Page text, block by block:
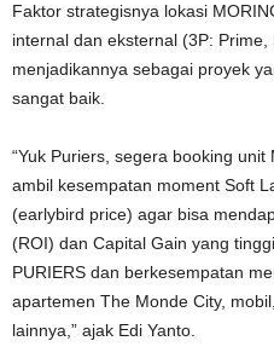
Faktor strategisnya lokasi
internal dan eksternal (3P:
menjadikannya sebagai proyek
sangat baik.
“Yuk Puriers, segera booking unit
ambil kesempatan moment Soft
(earlybird price) agar bisa
(ROI) dan Capital Gain yang
PURIERS dan berkesempatan
apartemen The Monde City,
lainnya,” ajak Edi Yanto.